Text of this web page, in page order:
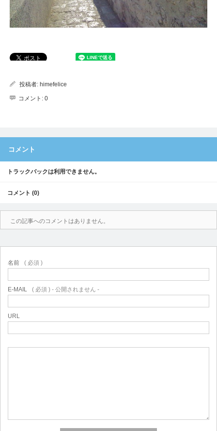
投稿者: himefelice
コメント: 0
コメント
トラックバックは利用できません。
コメント (0)
この記事へのコメントはありません。
名前 ( 必須 )
E-MAIL ( 必須 ) - 公開されません -
URL